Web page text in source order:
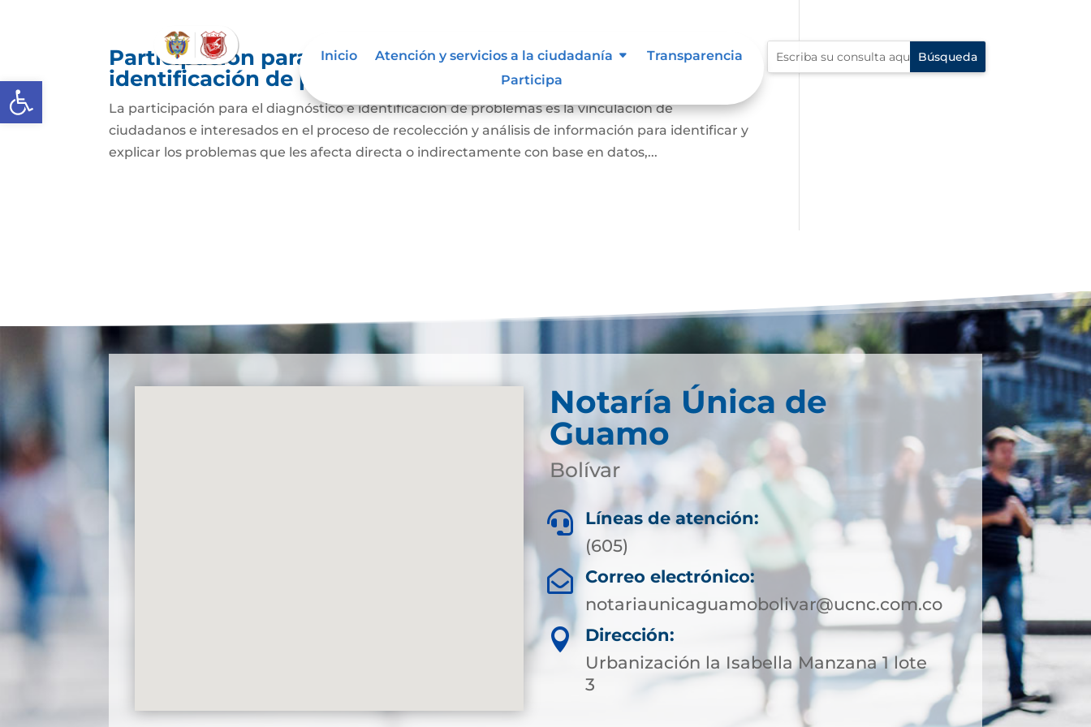
Abrir barra de herramientas
Inicio Atención y servicios a la ciudadanía
Transparencia
Participa
Participación para el diagnóstico de necesidades e
identificación de problemas.
La participación para el diagnóstico e identificación de problemas es la vinculación de
ciudadanos e interesados en el proceso de recolección y análisis de información para identificar y
explicar los problemas que les afecta directa o indirectamente con base en datos,...
Notaría Única de
Guamo
Bolívar

Líneas de atención:
(605)

Correo electrónico:
notariaunicaguamobolivar@ucnc.com.co

Dirección:
Urbanización la Isabella Manzana 1 lote
3